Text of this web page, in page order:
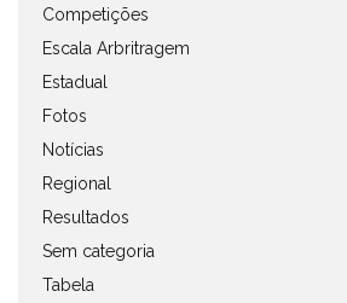
Competições
Escala Arbritragem
Estadual
Fotos
Notícias
Regional
Resultados
Sem categoria
Tabela